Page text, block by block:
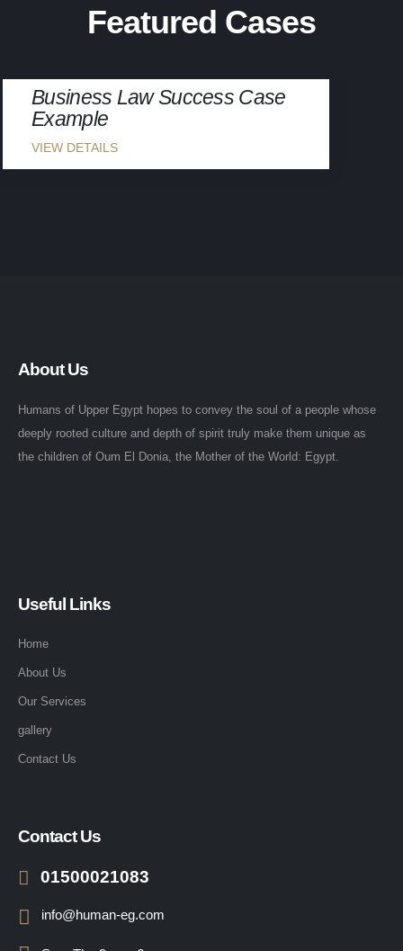
Featured Cases
Business Law Success Case
Example
About Us
Humans of Upper Egypt hopes to convey the soul of a people whose
deeply rooted culture and depth of spirit truly make them unique as
the children of Oum El Donia, the Mother of the World: Egypt.
Useful Links
Home
About Us
Our Services
gallery
Contact Us
Contact Us
01500021083
info@human-eg.com